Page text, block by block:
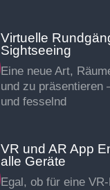
Virtuelle
Sightseeing
Eine neue Art,
und zu präsentieren
und fesselnd
VR und AR App
alle Geräte
Egal, ob für eine